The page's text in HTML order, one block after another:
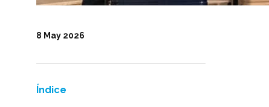
Índice
8 May 2026